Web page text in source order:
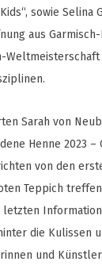
sowie Selina
aus
Weltmeisterschaft
Sarah von
Henne 2023 –
von den
Teppich
letzten
die Kulissen
und Künstler.